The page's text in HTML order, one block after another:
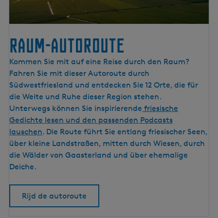
Raum-Autoroute
R
a
u
m
-
A
u
t
o
r
Kommen Sie mit auf eine Reise durch den Raum?
Fahren Sie mit dieser Autoroute durch
Südwestfriesland und entdecken Sie 12 Orte, die für
die Weite und Ruhe dieser Region stehen.
Unterwegs können Sie inspirierende friesische
Gedichte lesen und den passenden Podcasts
lauschen. Die Route führt Sie entlang friesischer Seen,
über kleine Landstraßen, mitten durch Wiesen, durch
die Wälder von Gaasterland und über ehemalige
Deiche.
Rijd de autoroute